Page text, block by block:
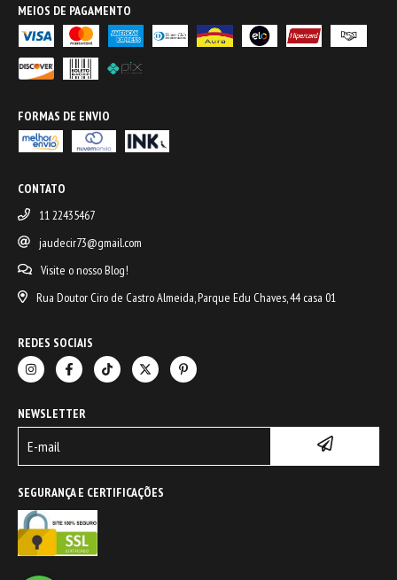
MEIOS DE PAGAMENTO
FORMAS DE ENVIO
CONTATO
11 22435467
jaudecir73@gmail.com
Visite o nosso Blog!
Rua Doutor Ciro de Castro Almeida, Parque Edu Chaves, 44 casa 01
REDES SOCIAIS
NEWSLETTER
SEGURANÇA E CERTIFICAÇÕES